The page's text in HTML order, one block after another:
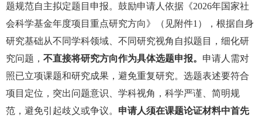
题规范自主拟定题目申报。鼓励申请人依据《2026年国家社
会科学基金年度项目重点研究方向》（见附件1），根据自身
研究基础从不同学科领域、不同研究视角自拟题目，细化研
究问题， 不直接将研究方向作为具体选题申报。 申请人需对
照已立项课题和研究成果，避免重复研究。选题表述要符合
项目定位，突出问题意识、学科视角，科学严谨、简明规
范，避免引起歧义或争议。 申请人须在课题论证材料中首先